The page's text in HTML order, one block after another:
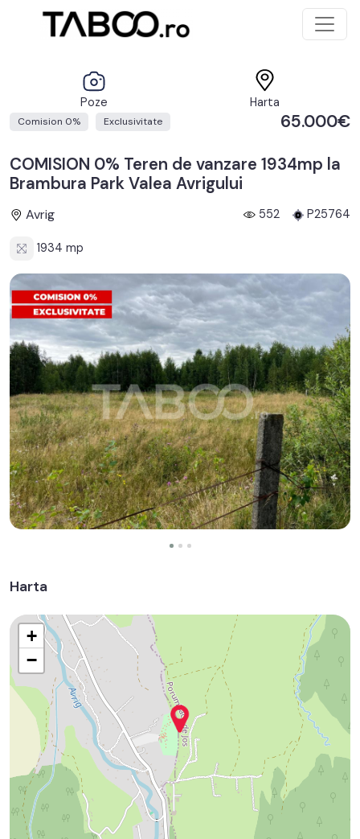
Poze Harta
Comision 0% Exclusivitate 65.000€
COMISION 0% Teren de vanzare 1934mp la
Brambura Park Valea Avrigului
Avrig 552 P25764
1934 mp
Harta
+
−